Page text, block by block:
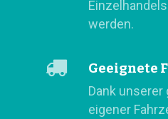
werden.
Geeignete
Dank unserer
eigener